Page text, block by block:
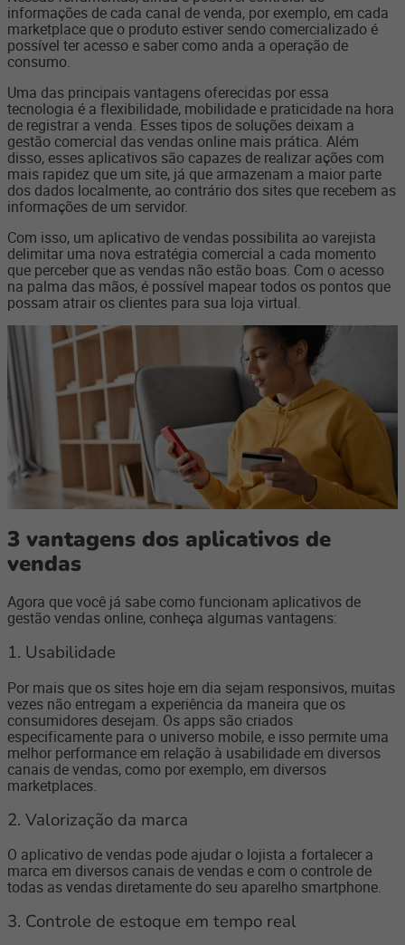
informações de cada canal de venda, por exemplo, em cada
marketplace que o produto estiver sendo comercializado é
possível ter acesso e saber como anda a operação de
consumo.
Uma das principais vantagens oferecidas por essa
tecnologia é a flexibilidade, mobilidade e praticidade na hora
de registrar a venda. Esses tipos de soluções deixam a
gestão comercial das vendas online mais prática. Além
disso, esses aplicativos são capazes de realizar ações com
mais rapidez que um site, já que armazenam a maior parte
dos dados localmente, ao contrário dos sites que recebem as
informações de um servidor.
Com isso, um aplicativo de vendas possibilita ao varejista
delimitar uma nova estratégia comercial a cada momento
que perceber que as vendas não estão boas. Com o acesso
na palma das mãos, é possível mapear todos os pontos que
possam atrair os clientes para sua loja virtual.
3 vantagens dos aplicativos de
vendas
Agora que você já sabe como funcionam aplicativos de
gestão vendas online, conheça algumas vantagens:
1. Usabilidade
Por mais que os sites hoje em dia sejam responsivos, muitas
vezes não entregam a experiência da maneira que os
consumidores desejam. Os apps são criados
especificamente para o universo mobile, e isso permite uma
melhor performance em relação à usabilidade em diversos
canais de vendas, como por exemplo, em diversos
marketplaces.
2. Valorização da marca
O aplicativo de vendas pode ajudar o lojista a fortalecer a
marca em diversos canais de vendas e com o controle de
todas as vendas diretamente do seu aparelho smartphone.
3. Controle de estoque em tempo real